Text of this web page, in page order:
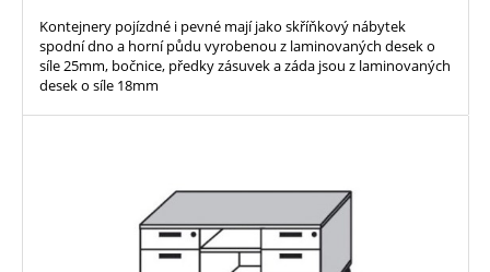
Kontejnery pojízdné i pevné mají jako skříňkový nábytek
spodní dno a horní půdu vyrobenou z laminovaných desek o
síle 25mm, bočnice, předky zásuvek a záda jsou z laminovaných
desek o síle 18mm